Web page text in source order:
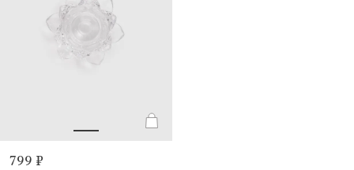
799 ₽